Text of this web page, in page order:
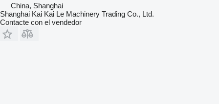
China, Shanghai
Shanghai Kai Kai Le Machinery Trading Co., Ltd.
Contacte con el vendedor